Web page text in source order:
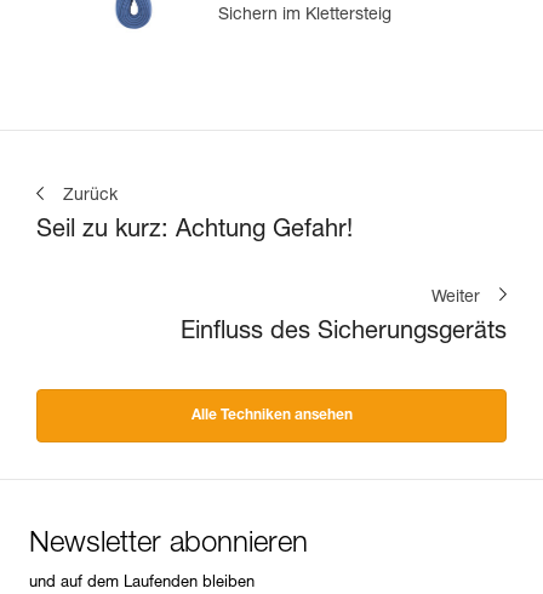
Sichern im Klettersteig
Zurück
Seil zu kurz: Achtung Gefahr!
Weiter
Einfluss des Sicherungsgeräts
Alle Techniken ansehen
Newsletter abonnieren
und auf dem Laufenden bleiben